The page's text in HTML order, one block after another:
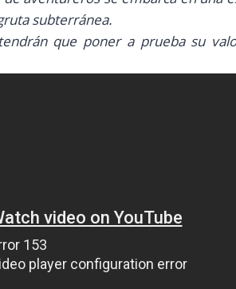
subterránea.
que poner a prueba su